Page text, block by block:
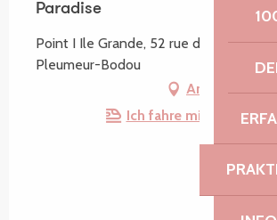
Paradise
Point I Ile Grande, 52 rue des Iles, Ile
Pleumeur-Bodou
Anfahrt
Ich fahre mit dem Zug